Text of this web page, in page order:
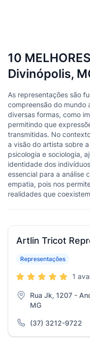
10
Divinópolis,
As representações são
compreensão do mundo
diversas formas, como
permitindo que
transmitidas. No
a visão do artista sobre
psicologia e sociologia,
identidade dos
essencial para a análise
empatia, pois nos
realidades que
Artlin Tricot
Representações
1
Rua Jk, 1207 -
MG
(37) 3212-9722